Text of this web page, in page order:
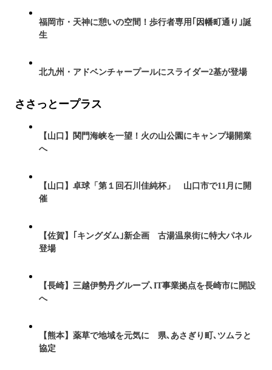
福岡市・天神に憩いの空間！歩行者専用｢因幡町通り｣誕
生
北九州・アドベンチャープールにスライダー2基が登場
ささっとープラス
【山口】関門海峡を一望！火の山公園にキャンプ場開業
へ
【山口】卓球「第１回石川佳純杯」 山口市で11月に開
催
【佐賀】｢キングダム｣新企画 古湯温泉街に特大パネル
登場
【長崎】三越伊勢丹グループ､IT事業拠点を長崎市に開設
へ
【熊本】薬草で地域を元気に 県､あさぎり町､ツムラと
協定